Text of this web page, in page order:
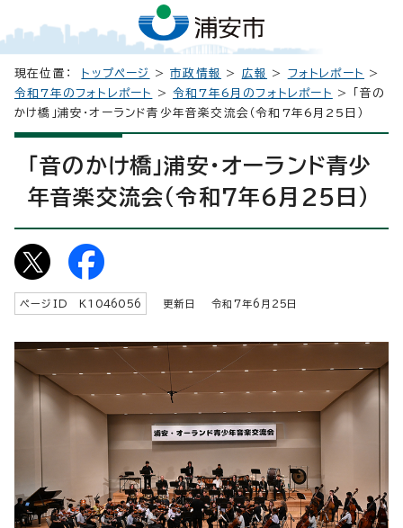
現在位置： トップページ >市政情報 > 広報 > フォトレポート
>
令和7年のフォトレポート
>令和7年6月のフォトレポート
> 「音の
かけ橋」浦安・オーランド青少年音楽交流会（令和7年6月25日）
「音のかけ橋」浦安・オーランド青少
年音楽交流会（令和7年6月25日）
ページID K 1046056 更新日 令和7年6月 25 日